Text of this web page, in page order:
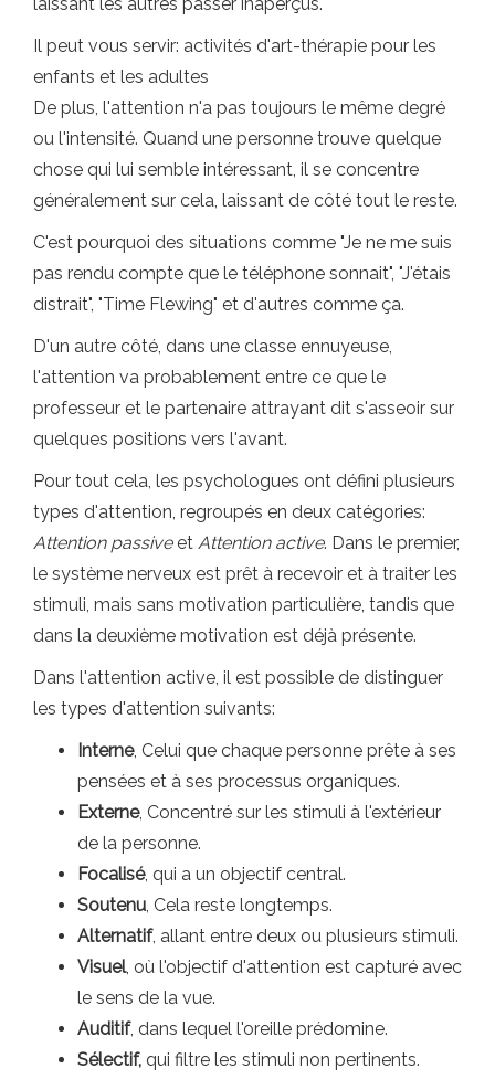
laissant les autres passer inaperçus.
Il peut vous servir: activités d'art-thérapie pour les
enfants et les adultes
De plus, l'attention n'a pas toujours le même degré
ou l'intensité. Quand une personne trouve quelque
chose qui lui semble intéressant, il se concentre
généralement sur cela, laissant de côté tout le reste.
C'est pourquoi des situations comme "Je ne me suis
pas rendu compte que le téléphone sonnait", "J'étais
distrait", "Time Flewing" et d'autres comme ça.
D'un autre côté, dans une classe ennuyeuse,
l'attention va probablement entre ce que le
professeur et le partenaire attrayant dit s'asseoir sur
quelques positions vers l'avant.
Pour tout cela, les psychologues ont défini plusieurs
types d'attention, regroupés en deux catégories:
Attention passiveet Attention active. Dans le premier,
le système nerveux est prêt à recevoir et à traiter les
stimuli, mais sans motivation particulière, tandis que
dans la deuxième motivation est déjà présente.
Dans l'attention active, il est possible de distinguer
les types d'attention suivants:
Interne, Celui que chaque personne prête à ses
pensées et à ses processus organiques.
Externe, Concentré sur les stimuli à l'extérieur
de la personne.
Focalisé, qui a un objectif central.
Soutenu, Cela reste longtemps.
Alternatif, allant entre deux ou plusieurs stimuli.
Visuel, où l'objectif d'attention est capturé avec
le sens de la vue.
Auditif, dans lequel l'oreille prédomine.
Sélectif, qui filtre les stimuli non pertinents.